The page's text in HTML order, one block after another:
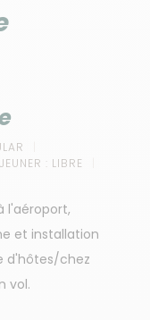
: LIBRE
l'aéroport,
et installation
d'hôtes/chez
vol.